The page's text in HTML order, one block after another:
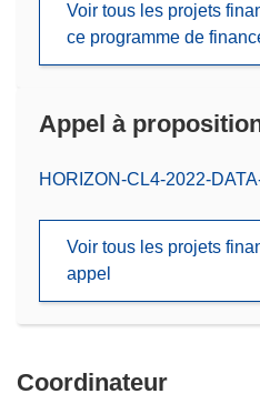
Voir tous les projets
ce programme de
Appel à
(s’ouvre
nouvelle
fenêtre)
HORIZON-CL4-2022-
Voir tous les projets
appel
Coordinateur